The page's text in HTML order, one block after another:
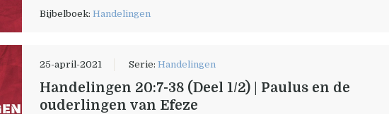
Bijbelboek:Handelingen
25-april-2021 Serie:Handelingen
Handelingen 20:7-38 (Deel 1/2) | Paulus en de
ouderlingen van Efeze